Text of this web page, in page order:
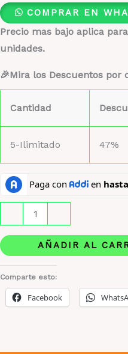
COMPRAR EN
Precio mas bajo aplica
unidades.
🎉Mira los Descuentos por
Cantidad
5-Ilimitado 47%
Feu
French
Avenue
1.1
uisex
cantidad
AÑADIR AL
Comparte esto:
Facebook